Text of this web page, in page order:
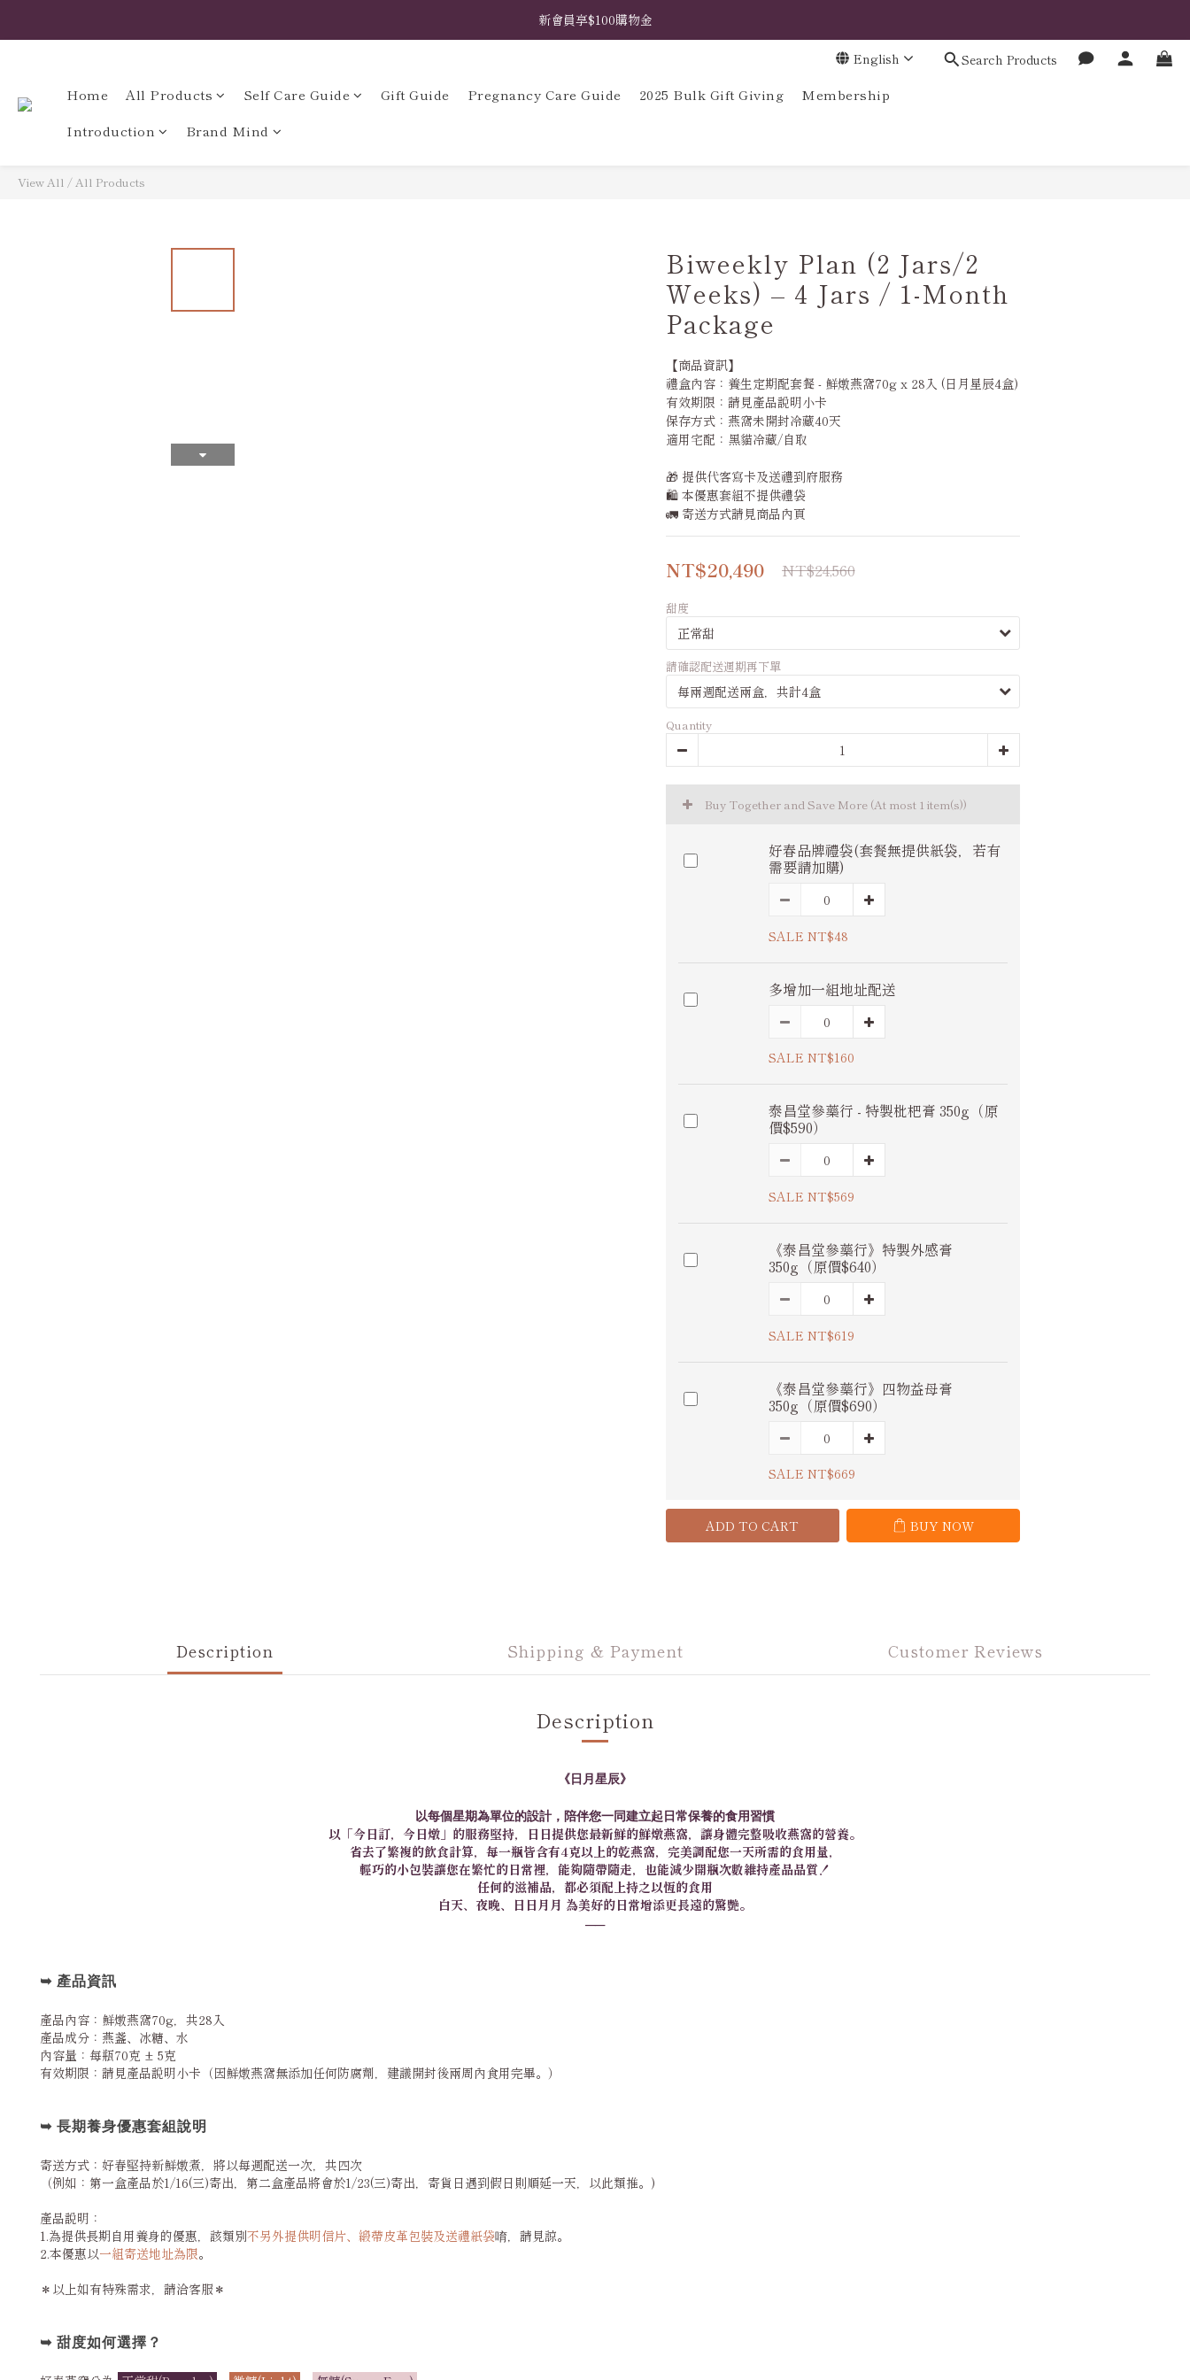
𖧧  指定禮盒免費升級花藝包裝 𖧧  馬上挑選禮盒款式 ➤
新會員享$100購物金
English Search Products
Home All Products Self Care Guide Gift Guide Pregnancy Care Guide 2025 Bulk Gift Giving
Membership
Introduction
Brand Mind
View All /All Products
Biweekly Plan (2 Jars/2
Weeks) – 4 Jars / 1-Month
Package
【商品資訊】
禮盒內容：養生定期配套餐 - 鮮燉燕窩70g x 28入 (日月星辰4盒)
有效期限：請見產品說明小卡
保存方式：燕窩未開封冷藏40天
適用宅配：黑貓冷藏/自取
🎁 提供代客寫卡及送禮到府服務
🛍️ 本優惠套組不提供禮袋
🚛 寄送方式請見商品內頁
NT$20,490 NT$24,560
甜度
請確認配送週期再下單
Quantity
Buy Together and Save More (At most 1 item(s))
好春品牌禮袋(套餐無提供紙袋，若有
需要請加購)
SALE NT$48
多增加一組地址配送
SALE NT$160
泰昌堂參藥行 - 特製枇杷膏 350g（原
價$590）
SALE NT$569
《泰昌堂參藥行》特製外感膏
350g（原價$640）
SALE NT$619
《泰昌堂參藥行》四物益母膏
350g（原價$690）
SALE NT$669
ADD TO CART BUY NOW
Description Shipping & Payment Customer Reviews
Description
《日月星辰》
以每個星期為單位的設計，陪伴您一同建立起日常保養的食用習慣
以「今日訂，今日燉」的服務堅持，日日提供您最新鮮的鮮燉燕窩，讓身體完整吸收燕窩的營養。
省去了繁複的飲食計算，每一瓶皆含有4克以上的乾燕窩，完美調配您一天所需的食用量，
輕巧的小包裝讓您在繁忙的日常裡，能夠隨帶隨走，也能減少開瓶次數維持產品品質！
任何的滋補品，都必須配上持之以恆的食用
白天、夜晚、日日月月 為美好的日常增添更長遠的驚艷。
──
➥ 產品資訊
產品內容：鮮燉燕窩70g，共28入
產品成分：燕盞、冰糖、水
內容量：每瓶70克 ± 5克
有效期限：請見產品說明小卡（因鮮燉燕窩無添加任何防腐劑，建議開封後兩周內食用完畢。）
➥ 長期養身優惠套組說明
寄送方式：好春堅持新鮮燉煮，將以每週配送一次，共四次
（例如：第一盒產品於1/16(三)寄出，第二盒產品將會於1/23(三)寄出，寄貨日遇到假日則順延一天，以此類推。)
產品說明：
1.為提供長期自用養身的優惠，該類別不另外提供明信片、緞帶皮革包裝及送禮紙袋唷，請見諒。
2.本優惠以一組寄送地址為限。
＊以上如有特殊需求，請洽客服＊
➥ 甜度如何選擇？